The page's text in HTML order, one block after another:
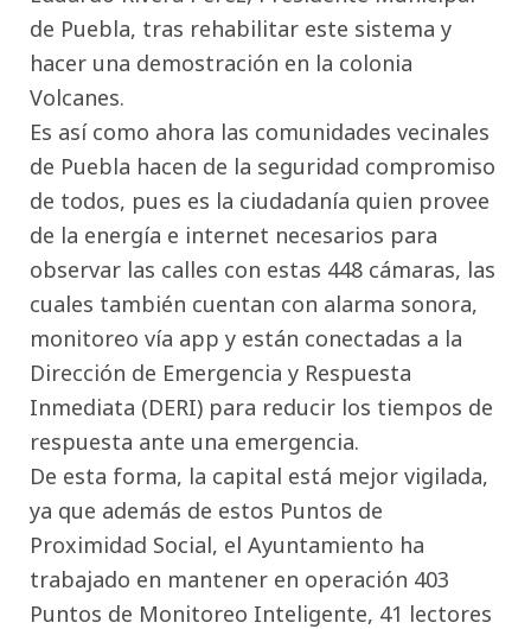
de Puebla, tras rehabilitar este sistema y
hacer una demostración en la colonia
Volcanes.
Es así como ahora las comunidades vecinales
de Puebla hacen de la seguridad compromiso
de todos, pues es la ciudadanía quien provee
de la energía e internet necesarios para
observar las calles con estas 448 cámaras, las
cuales también cuentan con alarma sonora,
monitoreo vía app y están conectadas a la
Dirección de Emergencia y Respuesta
Inmediata (DERI) para reducir los tiempos de
respuesta ante una emergencia.
De esta forma, la capital está mejor vigilada,
ya que además de estos Puntos de
Proximidad Social, el Ayuntamiento ha
trabajado en mantener en operación 403
Puntos de Monitoreo Inteligente, 41 lectores